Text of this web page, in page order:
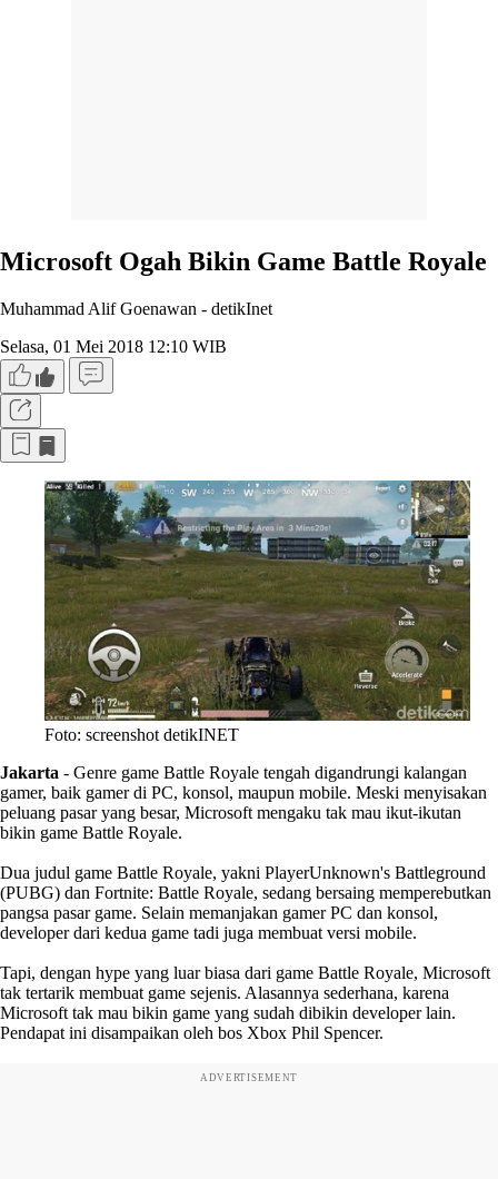
Microsoft Ogah Bikin Game Battle Royale
Muhammad Alif Goenawan - detikInet
Selasa, 01 Mei 2018 12:10 WIB
Foto: screenshot detikINET
Jakarta - Genre game Battle Royale tengah digandrungi kalangan
gamer, baik gamer di PC, konsol, maupun mobile. Meski menyisakan
peluang pasar yang besar, Microsoft mengaku tak mau ikut-ikutan
bikin game Battle Royale.
Dua judul game Battle Royale, yakni PlayerUnknown's Battleground
(PUBG) dan Fortnite: Battle Royale, sedang bersaing memperebutkan
pangsa pasar game. Selain memanjakan gamer PC dan konsol,
developer dari kedua game tadi juga membuat versi mobile.
Tapi, dengan hype yang luar biasa dari game Battle Royale, Microsoft
tak tertarik membuat game sejenis. Alasannya sederhana, karena
Microsoft tak mau bikin game yang sudah dibikin developer lain.
Pendapat ini disampaikan oleh bos Xbox Phil Spencer.
ADVERTISEMENT